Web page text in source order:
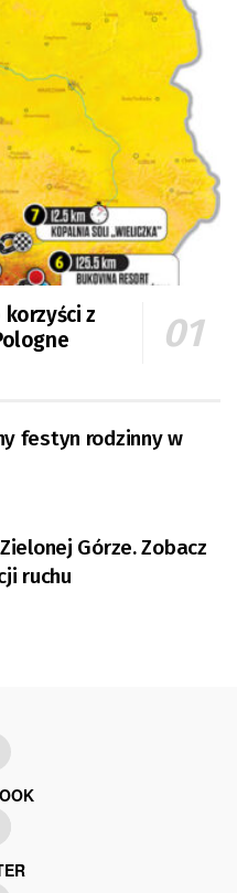
z
festyn rodzinny w
Górze. Zobacz
ruchu